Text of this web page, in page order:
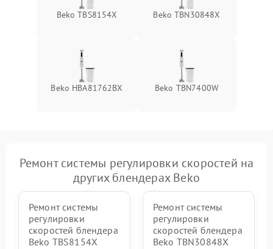
Beko TBS8154X Beko TBN30848X
Beko HBA81762BX Beko TBN7400W
Ремонт системы регулировки скоростей на
других блендерах Beko
Ремонт системы
регулировки
скоростей блендера
Beko TBS8154X
Ремонт системы
регулировки
скоростей блендера
Beko TBN30848X